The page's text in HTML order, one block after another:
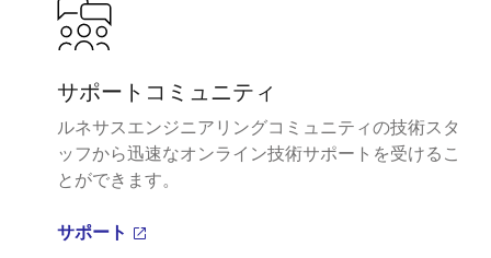
サポートコミュニティ
ルネサスエンジニアリングコミュニティの技術スタ
ッフから迅速なオンライン技術サポートを受けるこ
とができます。
サポート